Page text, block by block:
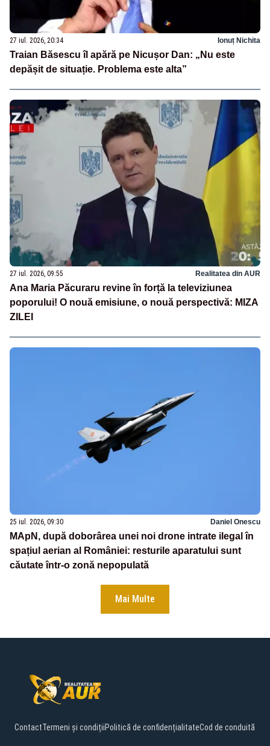
27 iul. 2026, 20:34 Ionuț Nichita
Traian Băsescu îl apără pe Nicușor Dan: „Nu este
depășit de situație. Problema este alta”
27 iul. 2026, 09:55 Realitatea din AUR
Ana Maria Păcuraru revine în forță la televiziunea
poporului! O nouă emisiune, o nouă perspectivă: MIZA
ZILEI
25 iul. 2026, 09:30 Daniel Onescu
MApN, după doborârea unei noi drone intrate ilegal în
spațiul aerian al României: resturile aparatului sunt
căutate într-o zonă nepopulată
Mai Multe
ContactTermeni și condițiiPolitică de confidențialitateCod de conduită